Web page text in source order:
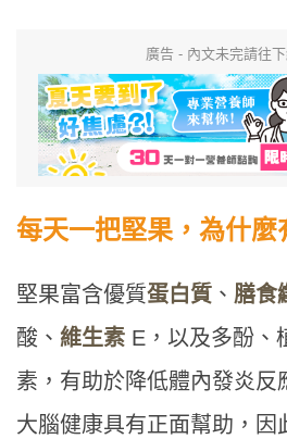
廣告 - 內文未完請往
每天一把堅果，為什麼
堅果富含優質蛋白質 、 膳食
酸、 維生素 E，以及多酚、
素，有助於降低體內發炎反
大腦健康具有正面幫助，因